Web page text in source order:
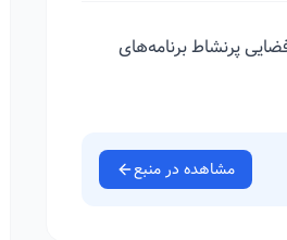
پرنشاط برنامه‌های
مشاهده در منبع